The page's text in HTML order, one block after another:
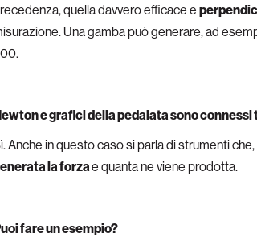
quella davvero efficace e
Una gamba può generare, ad
e grafici della pedalata sono connessi
Anche in questo caso si parla di strumenti
la forzae quanta ne viene prodotta.
fare un esempio?